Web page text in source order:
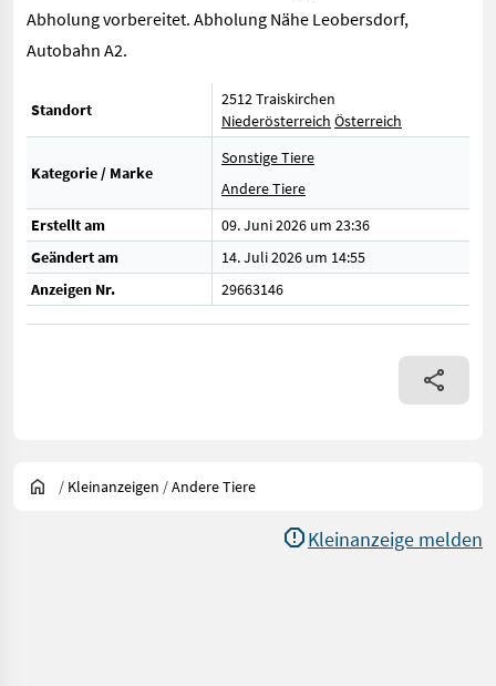
Abholung vorbereitet. Abholung Nähe Leobersdorf,
Autobahn A2.
Standort
2512 Traiskirchen
Niederösterreich Österreich
Kategorie / Marke
Sonstige Tiere
Andere Tiere
Erstellt am
09. Juni 2026 um 23:36
Geändert am
14. Juli 2026 um 14:55
Anzeigen Nr.
29663146
/ Kleinanzeigen /Andere Tiere
Kleinanzeige melden